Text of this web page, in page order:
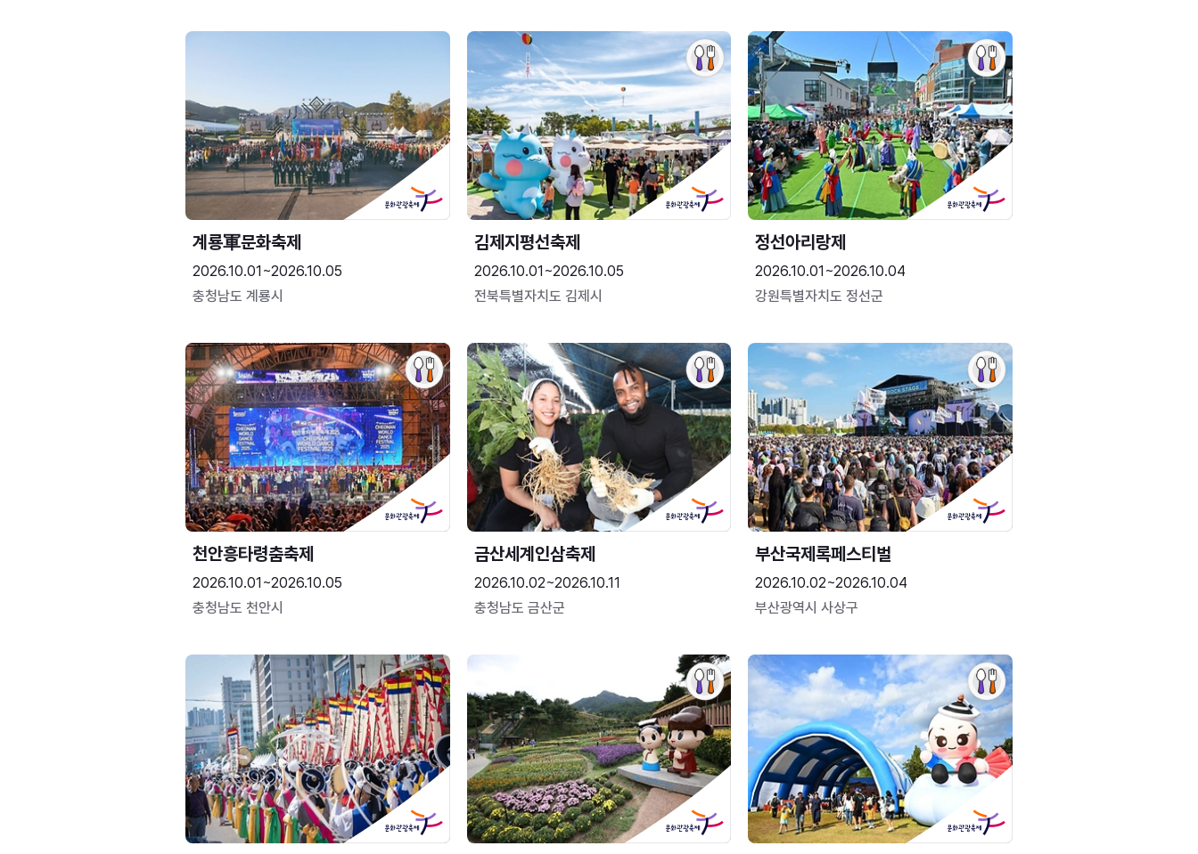
2026.10.01~2026.10.05
충청남도 계룡시
김제지평선축제
2026.10.01~2026.10.05
전북특별자치도 김제시
정선아리랑제
2026.10.01~2026.10.04
강원특별자치도 정선군
천안흥타령춤축제
2026.10.01~2026.10.05
충청남도 천안시
금산세계인삼축제
2026.10.02~2026.10.11
충청남도 금산군
부산국제록페스티벌
2026.10.02~2026.10.04
부산광역시 사상구